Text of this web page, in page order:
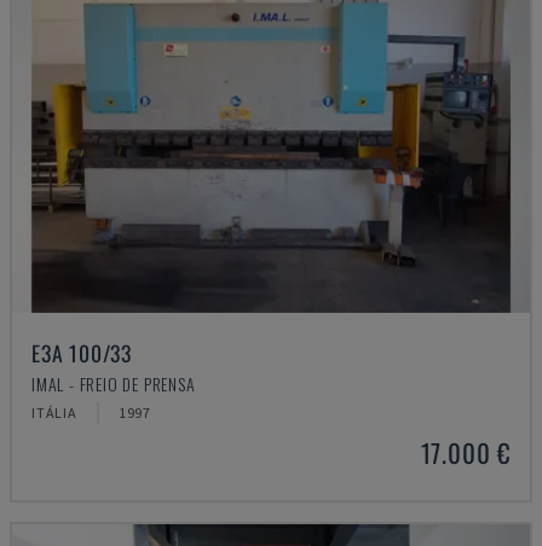
E3A 100/33
IMAL - FREIO DE PRENSA
ITÁLIA 1997
17.000 €